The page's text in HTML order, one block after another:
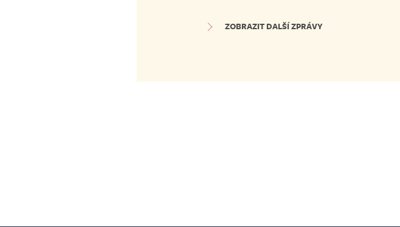
ZOBRAZIT DALŠÍ ZPRÁVY